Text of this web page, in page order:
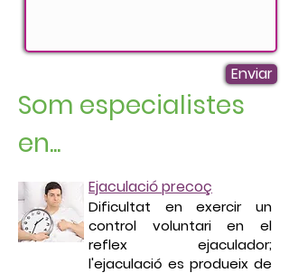
Enviar
Som especialistes
en...
Ejaculació precoç
Dificultat en exercir un
control voluntari en el
reflex ejaculador;
l'ejaculació es produeix de